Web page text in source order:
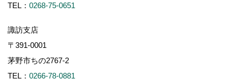
TEL： 0268-75-0651
諏訪支店
〒391-0001
茅野市ちの2767-2
TEL： 0266-78-0881